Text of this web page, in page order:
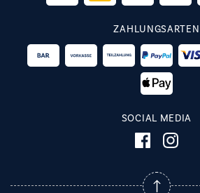
ZAHLUNGSARTEN
SOCIAL MEDIA